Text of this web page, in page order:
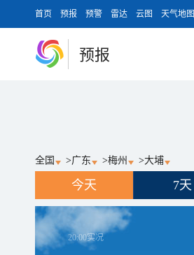
首页 预报 预警 雷达 云图 天气地图
预报
全国 >广东 >梅州 >大埔
今天 7天
20:00实况